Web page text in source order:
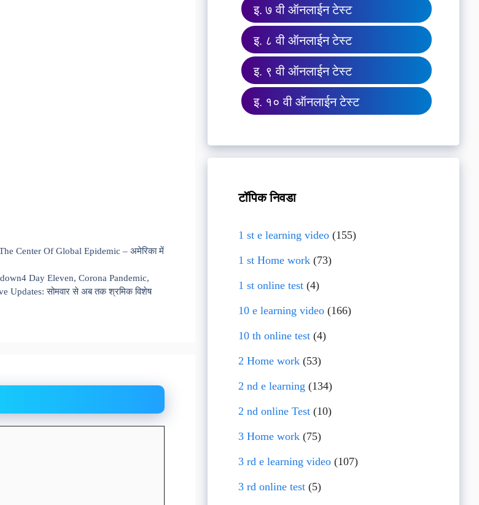
Center Of Global Epidemic – अमेरिका में
Day Eleven, Corona Pandemic,
Updates: सोमवार से अब तक श्रमिक विशेष
इ. ७ वी ऑनलाईन टेस्ट
इ. ८ वी ऑनलाईन टेस्ट
इ. ९ वी ऑनलाईन टेस्ट
इ. १० वी ऑनलाईन टेस्ट
टॉपिक निवडा
1 st e learning video (155)
1 st Home work (73)
1 st online test (4)
10 e learning video (166)
10 th online test (4)
2 Home work (53)
2 nd e learning (134)
2 nd online Test (10)
3 Home work (75)
3 rd e learning video (107)
3 rd online test (5)